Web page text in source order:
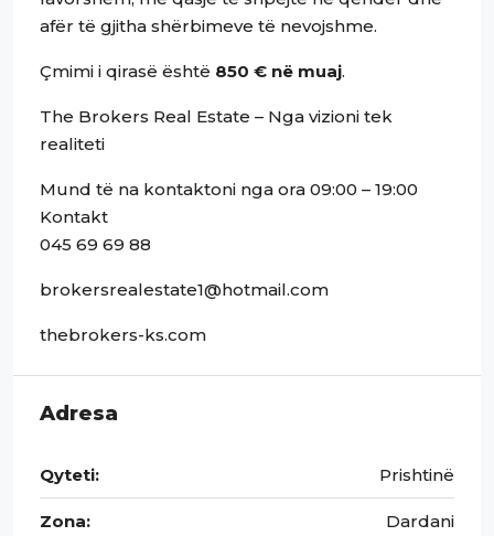
afër të gjitha shërbimeve të nevojshme.
Çmimi i qirasë është 850 € në muaj.
The Brokers Real Estate – Nga vizioni tek
realiteti
Mund të na kontaktoni nga ora 09:00 – 19:00
Kontakt
045 69 69 88
brokersrealestate1@hotmail.com
thebrokers-ks.com
Adresa
Qyteti: Prishtinë
Zona: Dardani